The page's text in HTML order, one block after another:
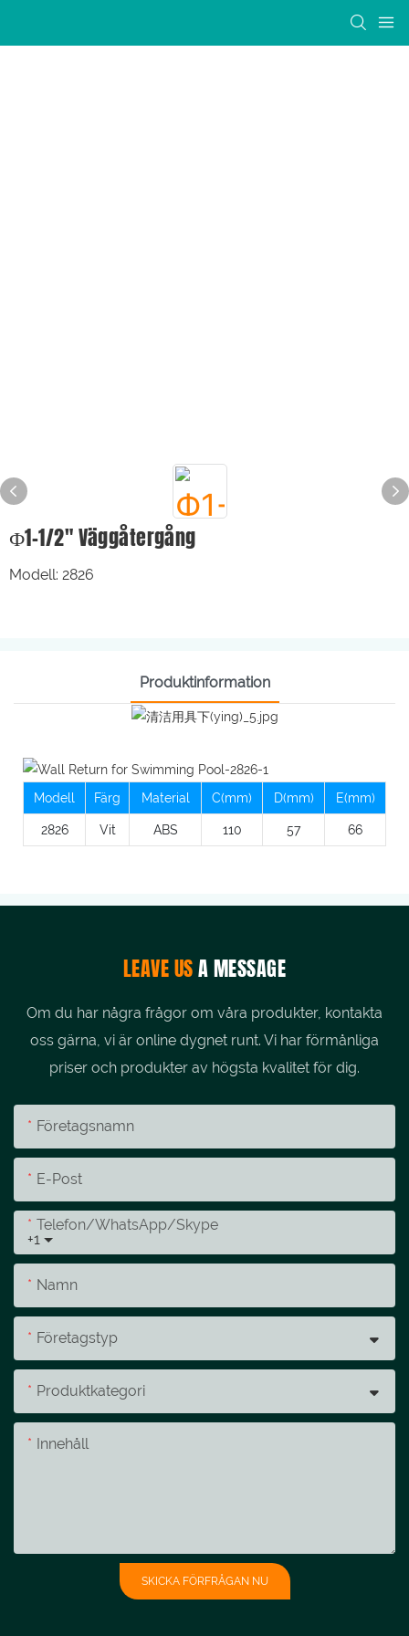
Ф1-1/2" Väggåtergång
Modell: 2826
Produktinformation
Modell Färg Material C(mm) D(mm) E(mm)
2826 Vit ABS 110 57 66
LEAVE USA MESSAGE
Om du har några frågor om våra produkter, kontakta
oss gärna, vi är online dygnet runt. Vi har förmånliga
priser och produkter av högsta kvalitet för dig.
Företagsnamn
E-Post
+1
Telefon/whatsApp/skype
Namn
Företagstyp
Produktkategori
Innehåll
SKICKA FÖRFRÅGAN NU